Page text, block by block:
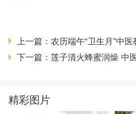
上一篇： 农历端午“卫生月”中医
下一篇： 莲子清火蜂蜜润燥 中
精彩图片